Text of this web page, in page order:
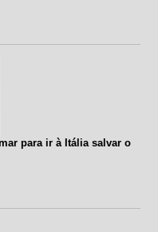
para ir à Itália salvar o